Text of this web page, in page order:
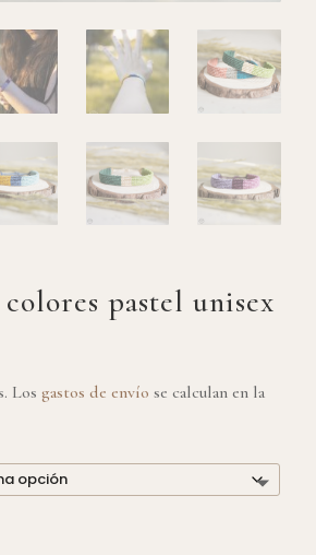
pastel unisex
Los gastos de envío se calculan en la